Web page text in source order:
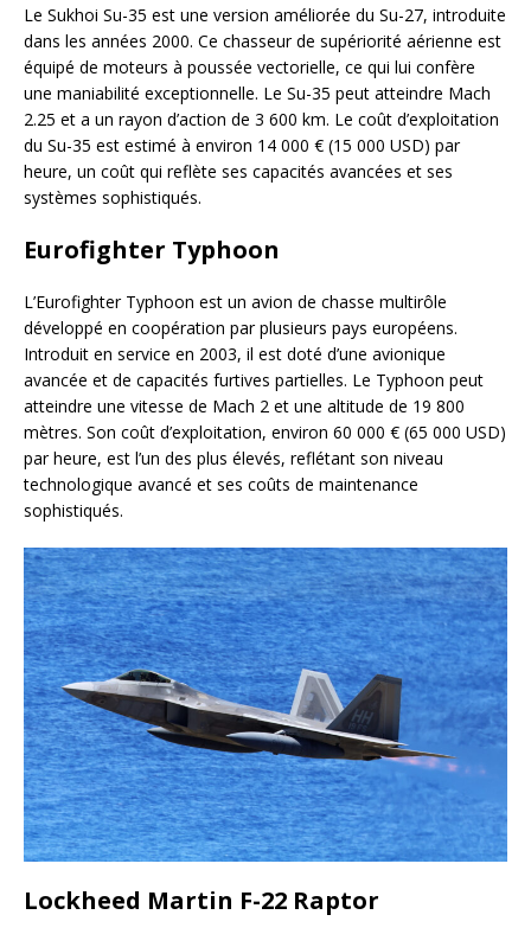
Le Sukhoi Su-35 est une version améliorée du Su-27, introduite
dans les années 2000. Ce chasseur de supériorité aérienne est
équipé de moteurs à poussée vectorielle, ce qui lui confère
une maniabilité exceptionnelle. Le Su-35 peut atteindre Mach
2.25 et a un rayon d’action de 3 600 km. Le coût d’exploitation
du Su-35 est estimé à environ 14 000 € (15 000 USD) par
heure, un coût qui reflète ses capacités avancées et ses
systèmes sophistiqués.
Eurofighter Typhoon
L’Eurofighter Typhoon est un avion de chasse multirôle
développé en coopération par plusieurs pays européens.
Introduit en service en 2003, il est doté d’une avionique
avancée et de capacités furtives partielles. Le Typhoon peut
atteindre une vitesse de Mach 2 et une altitude de 19 800
mètres. Son coût d’exploitation, environ 60 000 € (65 000 USD)
par heure, est l’un des plus élevés, reflétant son niveau
technologique avancé et ses coûts de maintenance
sophistiqués.
Lockheed Martin F-22 Raptor